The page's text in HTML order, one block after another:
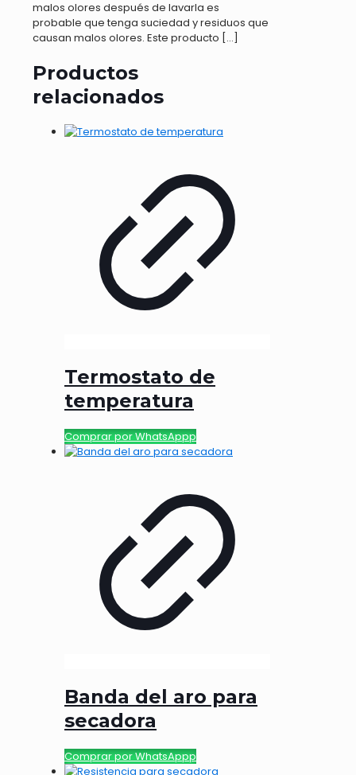
malos olores después de lavarla es
probable que tenga suciedad y residuos que
causan malos olores. Este producto […]
Productos
relacionados
Termostato de
temperatura
Comprar por WhatsAppp
Banda del aro para
secadora
Comprar por WhatsAppp